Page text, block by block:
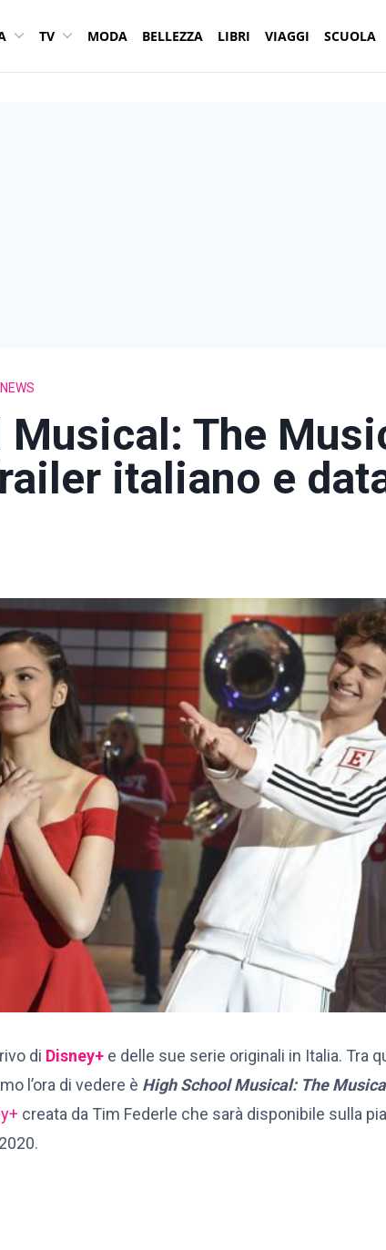
TV MODA BELLEZZA LIBRI VIAGGI SCUOLA
Musical: The
italiano e
di Disney+ e delle sue serie originali in Italia. Tra
l’ora di vedere è High School Musical: The
creata da Tim Federle che sarà disponibile sulla